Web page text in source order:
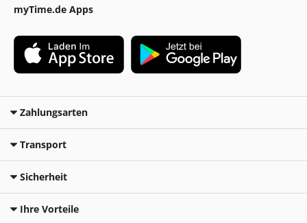
myTime.de Apps
Zahlungsarten
Transport
Sicherheit
Ihre Vorteile